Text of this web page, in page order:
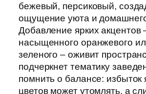
бежевый, персиковый,
ощущение уюта и
Добавление ярких акцентов
насыщенного оранжевого
зеленого – оживит
подчеркнет тематику
помнить о балансе: избыток
цветов может утомлять, а